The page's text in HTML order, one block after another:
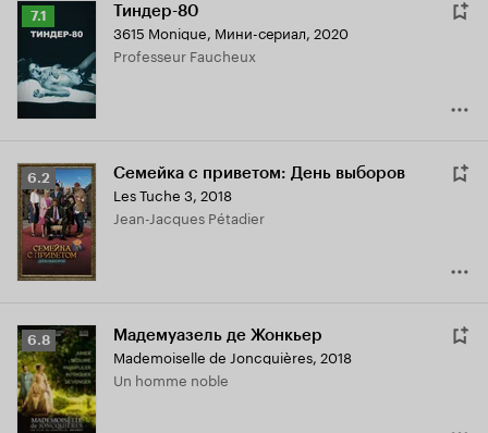
Рейтинг
Кинопоиска
7.1
7.1 Тиндер-80
3615 Monique, Мини-сериал, 2020
Professeur Faucheux
Рейтинг
Кинопоиска
6.2
6.2 Семейка с приветом: День выборов
Les Tuche 3, 2018
Jean-Jacques Pétadier
Рейтинг
Кинопоиска
6.8
6.8 Мадемуазель де Жонкьер
Mademoiselle de Joncquières, 2018
Un homme noble